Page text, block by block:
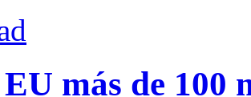
más de 100